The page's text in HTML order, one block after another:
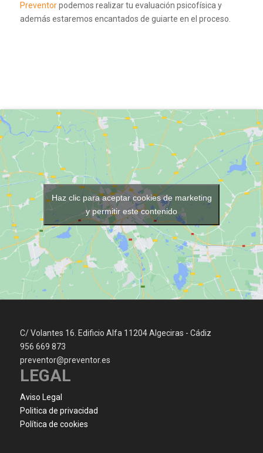
Preventorpodemos realizar tu evaluación psicofísica y
además estaremos encantados de guiarte en el proceso.
Haz clic para aceptar cookies de marketing
y permitir este contenido
C/ Volantes 16. Edificio Alfa 11204 Algeciras - Cádiz
956 669 873
preventor@preventor.es
LEGAL
Aviso Legal
Politica de privacidad
Política de cookies